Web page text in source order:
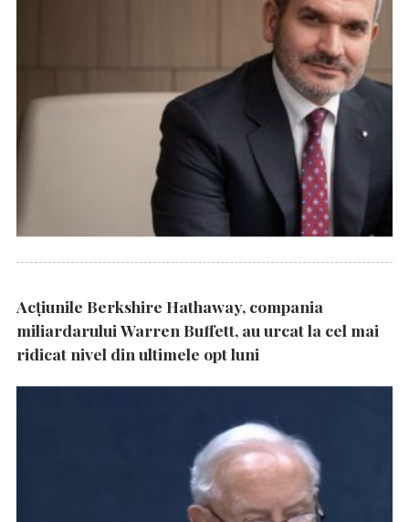
Acțiunile Berkshire Hathaway, compania
miliardarului Warren Buffett, au urcat la cel mai
ridicat nivel din ultimele opt luni